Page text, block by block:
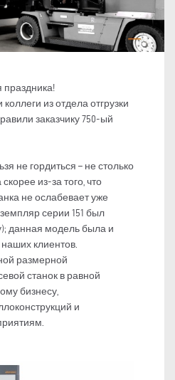
праздника!
из отдела отгрузки
заказчику 750-ый
не гордиться – не столько
из-за того, что
не ослабевает уже
серии 151 был
данная модель была и
клиентов.
размерной
станок в равной
бизнесу,
и